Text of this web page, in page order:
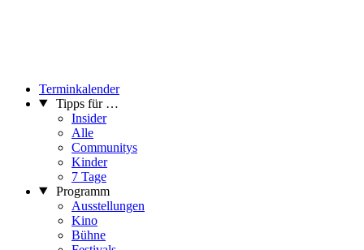
Terminkalender
Tipps für …
Insider
Alle
Communitys
Kinder
7 Tage
Programm
Ausstellungen
Kino
Bühne